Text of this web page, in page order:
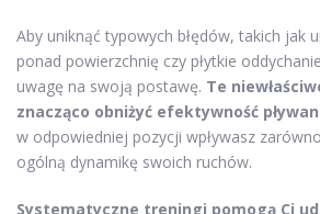
Aby uniknąć typowych błędów, takich jak
ponad powierzchnię czy płytkie
uwagę na swoją postawę. Te
znacząco obniżyć efektywność
w odpowiedniej pozycji wpływasz
ogólną dynamikę swoich ruchów.
Systematyczne treningi pomogą Ci